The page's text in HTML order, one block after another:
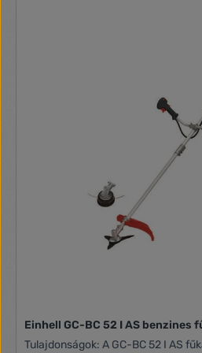
Einhell GC-BC 52 I AS benzines
Tulajdonságok: A GC-BC 52 I AS fűkasza egy erős,